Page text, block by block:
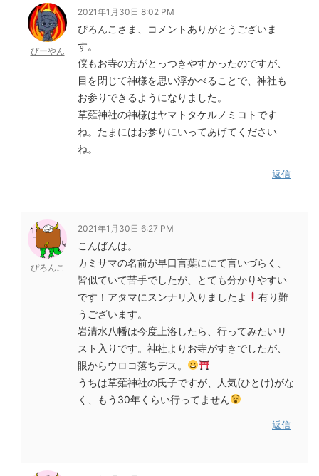
びーやん
2021年1月30日 8:02 PM
ぴろんこさま、コメントありがとうございま
す。
僕もお寺の方がとっつきやすかったのですが、
目を閉じて神様を思い浮かべることで、神社も
お参りできるようになりました。
草薙神社の神様はヤマトタケルノミコトです
ね。たまにはお参りにいってあげてください
ね。
返信
ぴろんこ
2021年1月30日 6:27 PM
こんばんは。
カミサマの名前が早口言葉ににて言いづらく、
皆似ていて苦手でしたが、とても分かりやすい
です！アタマにスンナリ入りましたよ
有り難
うございます。
岩清水八幡は今度上洛したら、行ってみたいリ
スト入りです。神社よりお寺がすきでしたが、
眼からウロコ落ちデス。
うちは草薙神社の氏子ですが、人気(ひとけ)がな
く、もう30年くらい行ってません
返信